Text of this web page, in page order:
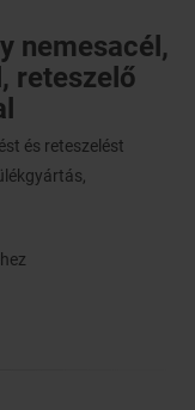
nemesacél,
reteszelő
és reteszelést